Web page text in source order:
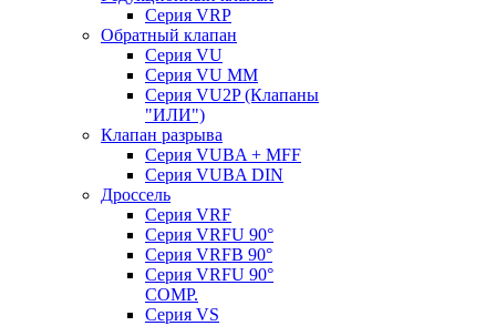
Серия VRP
Обратный клапан
Серия VU
Серия VU MM
Серия VU2P (Клапаны
"ИЛИ")
Клапан разрыва
Серия VUBA + MFF
Серия VUBA DIN
Дроссель
Серия VRF
Серия VRFU 90°
Серия VRFB 90°
Серия VRFU 90°
COMP.
Серия VS